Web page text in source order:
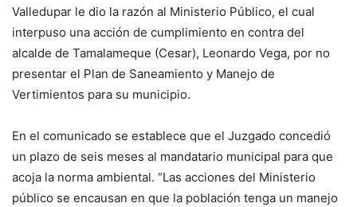
Valledupar le dio la razón al Ministerio Público, el cual
interpuso una acción de cumplimiento en contra del
alcalde de Tamalameque (Cesar), Leonardo Vega, por no
presentar el Plan de Saneamiento y Manejo de
Vertimientos para su municipio.
En el comunicado se establece que el Juzgado concedió
un plazo de seis meses al mandatario municipal para que
acoja la norma ambiental. “Las acciones del Ministerio
público se encausan en que la población tenga un manejo